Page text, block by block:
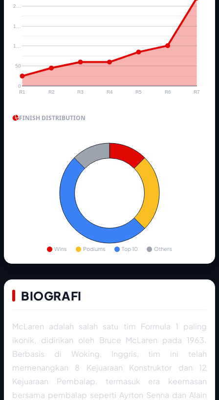
R1 R2 R3 R4 R5 R6 R7
0
50
1…
1…
2…
FINISH DISTRIBUTION
Wins Podiums Top 10 Others
BIOGRAFI
McLaren adalah salah satu tim Formula 1 paling
ikonik, didirikan oleh Bruce McLaren pada 1963.
Berbasis di Woking, Inggris, tim ini telah
memenangkan 8 Kejuaraan Konstruktor dan 12
Kejuaraan Pembalap, termasuk era keemasan
bersama pembalap seperti Ayrton Senna dan Alain